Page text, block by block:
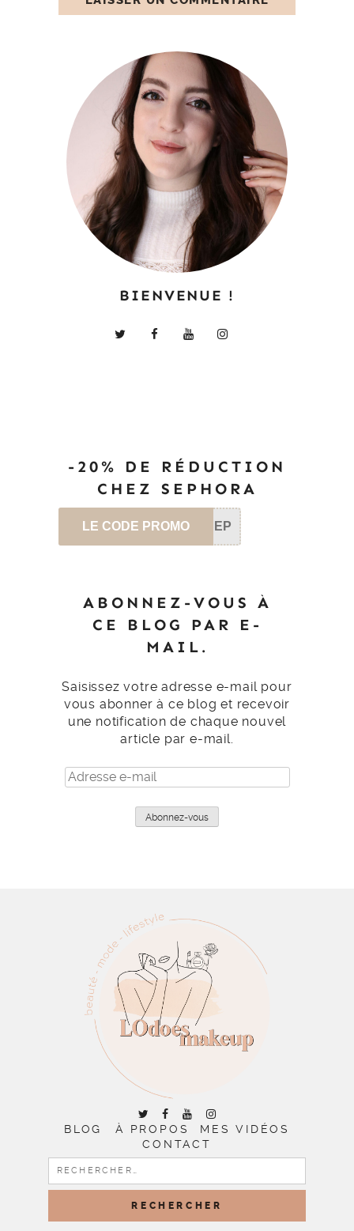
BIENVENUE !
-20% DE RÉDUCTION
CHEZ SEPHORA
LE CODE PROMO SEP
ABONNEZ-VOUS À
CE BLOG PAR E-
MAIL.
Saisissez votre adresse e-mail pour
vous abonner à ce blog et recevoir
une notification de chaque nouvel
article par e-mail.
Adresse
e-
Abonnez-vous
BLOG À PROPOS
MES VIDÉOS
CONTACT
RECHERCHER :